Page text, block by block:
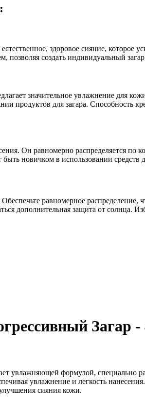
здоровое сияние, которое
позволяя создать индивидуальный
значительное увлажнение для
продуктов для загара. Способность
Он равномерно распределяется по
новичком в использовании
равномерное распределение,
дополнительная защита от солнца.
Загар
увлажняющей формулой, специально
увлажнение и легкость
сияния кожи.